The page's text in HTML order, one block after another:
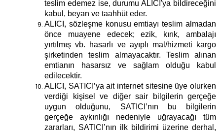
teslim edemez ise, durumu ALICI'ya bildireceğini
kabul, beyan ve taahhüt eder.
ALICI, sözleşme konusu emtiayı teslim almadan
önce muayene edecek; ezik, kırık, ambalajı
yırtılmış vb. hasarlı ve ayıplı mal/hizmeti kargo
şirketinden teslim almayacaktır. Teslim alınan
emtianın hasarsız ve sağlam olduğu kabul
edilecektir.
ALICI, SATICI’ya ait internet sitesine üye olurken
verdiği kişisel ve diğer sair bilgilerin gerçeğe
uygun olduğunu, SATICI’nın bu bilgilerin
gerçeğe aykırılığı nedeniyle uğrayacağı tüm
zararları, SATICI’nın ilk bildirimi üzerine derhal,